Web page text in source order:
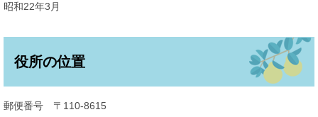
昭和22年3月
役所の位置
郵便番号 〒110-8615